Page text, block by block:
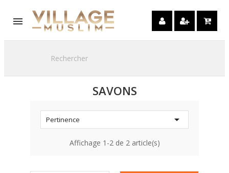

SAVONS
Pertinence 
Affichage 1-2 de 2 article(s)